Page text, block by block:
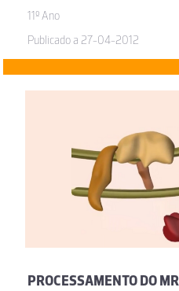
11º Ano
Publicado a 27-04-2012
PROCESSAMENTO DO